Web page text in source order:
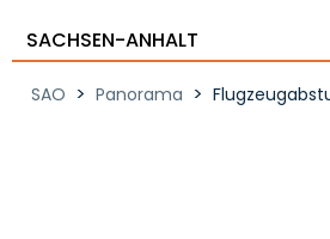
SACHSEN-ANHALT
SAO > Panorama >